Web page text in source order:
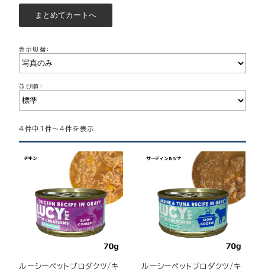
表示切替：
並び順：
4件中1件～4件を表示
ルーシーペットプロダクツ/キ
ルーシーペットプロダクツ/キ